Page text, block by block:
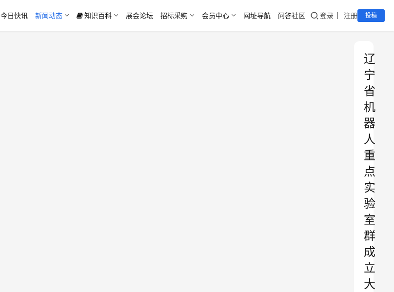
今日快讯 新闻动态 知识百科 展会论坛 招标采购 会员中心 网址导航 问答社区 登录 注册 投稿
辽
宁
省
机
器
人
重
点
实
验
室
群
成
立
大